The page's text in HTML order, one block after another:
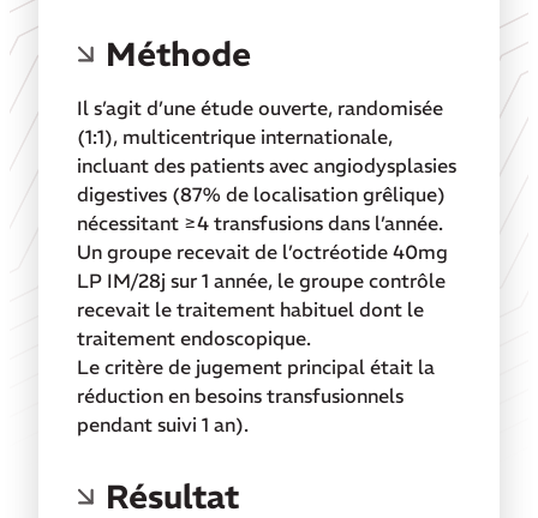
Méthode
Il s’agit d’une étude ouverte, randomisée
(1:1), multicentrique internationale,
incluant des patients avec angiodysplasies
digestives (87% de localisation grêlique)
nécessitant ≥4 transfusions dans l’année.
Un groupe recevait de l’octréotide 40mg
LP IM/28j sur 1 année, le groupe contrôle
recevait le traitement habituel dont le
traitement endoscopique.
Le critère de jugement principal était la
réduction en besoins transfusionnels
pendant suivi 1 an).
Résultat